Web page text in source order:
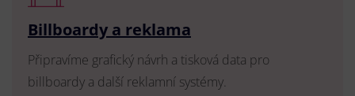
Billboardy a reklama
Připravíme grafický návrh a tisková data pro
billboardy a další reklamní systémy.